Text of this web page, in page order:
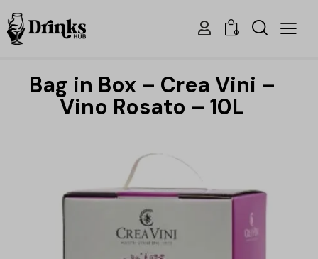
0
Bag in Box – Crea Vini –
Vino Rosato – 10L